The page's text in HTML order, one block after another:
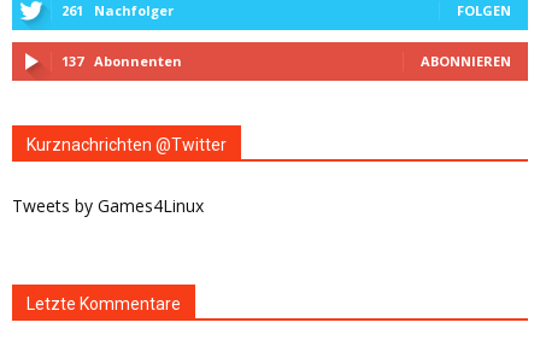
261 Nachfolger FOLGEN
137 Abonnenten ABONNIEREN
Kurznachrichten @Twitter
Tweets by Games4Linux
Letzte Kommentare